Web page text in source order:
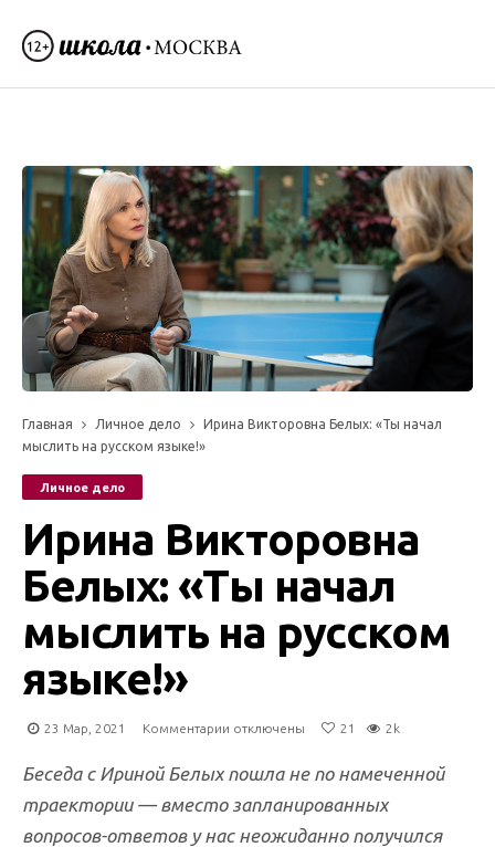
Главная Личное дело
Ирина Викторовна Белых: «Ты начал
мыслить на русском языке!»
Личное дело
Ирина Викторовна
Белых: «Ты начал
мыслить на русском
языке!»
23 Мар, 2021 Комментарии к
Ирина
Белых:
«Ты
отключены 21 2k
Беседа с Ириной Белых пошла не по намеченной
траектории — вместо запланированных
вопросов-ответов у нас неожиданно получился